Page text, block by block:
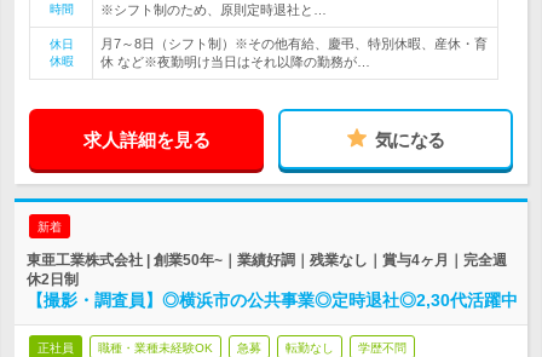
時間
※シフト制のため、原則定時退社と…
休日
休暇
月7～8日（シフト制）※その他有給、慶弔、特別休暇、産休・育
休 など※夜勤明け当日はそれ以降の勤務が…
求人詳細を見る 気になる
新着
東亜工業株式会社 | 創業50年~｜業績好調｜残業なし｜賞与4ヶ月｜完全週
休2日制
【撮影・調査員】◎横浜市の公共事業◎定時退社◎2,30代活躍中
正社員 職種・業種未経験OK 急募 転勤なし 学歴不問